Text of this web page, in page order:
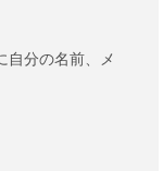
自分の名前、メ